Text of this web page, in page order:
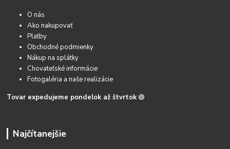
O nás
Ako nakupovať
Platby
Obchodné podmienky
Nákup na splátky
Chovateľské informácie
Fotogaléria a naše realizácie
Tovar expedujeme pondelok až štvrtok 🟢
Najčítanejšie